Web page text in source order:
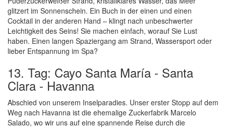
glitzert im Sonnenschein. Ein Buch in der einen und einen
Cocktail in der anderen Hand – klingt nach unbeschwerter
Leichtigkeit des Seins! Sie machen einfach, worauf Sie Lust
haben. Einen langen Spaziergang am Strand, Wassersport oder
lieber Entspannung im Spa?
13. Tag: Cayo Santa María - Santa
Clara - Havanna
Abschied von unserem Inselparadies. Unser erster Stopp auf dem
Weg nach Havanna ist die ehemalige Zuckerfabrik Marcelo
Salado, wo wir uns auf eine spannende Reise durch die